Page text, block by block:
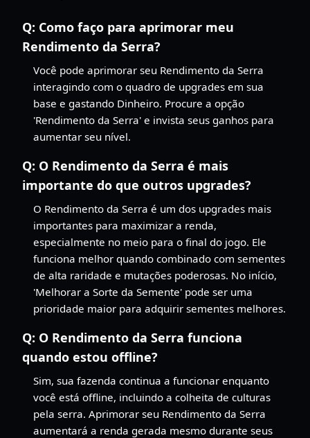
Q: Como faço para aprimorar meu
Rendimento da Serra?
Você pode aprimorar seu Rendimento da Serra
interagindo com o quadro de upgrades em sua
base e gastando Dinheiro. Procure a opção
'Rendimento da Serra' e invista seus ganhos para
aumentar seu nível.
Q: O Rendimento da Serra é mais
importante do que outros upgrades?
O Rendimento da Serra é um dos upgrades mais
importantes para maximizar a renda,
especialmente no meio para o final do jogo. Ele
funciona melhor quando combinado com sementes
de alta raridade e mutações poderosas. No início,
'Melhorar a Sorte da Semente' pode ser uma
prioridade maior para adquirir sementes melhores.
Q: O Rendimento da Serra funciona
quando estou offline?
Sim, sua fazenda continua a funcionar enquanto
você está offline, incluindo a colheita de culturas
pela serra. Aprimorar seu Rendimento da Serra
aumentará a renda gerada mesmo durante seus